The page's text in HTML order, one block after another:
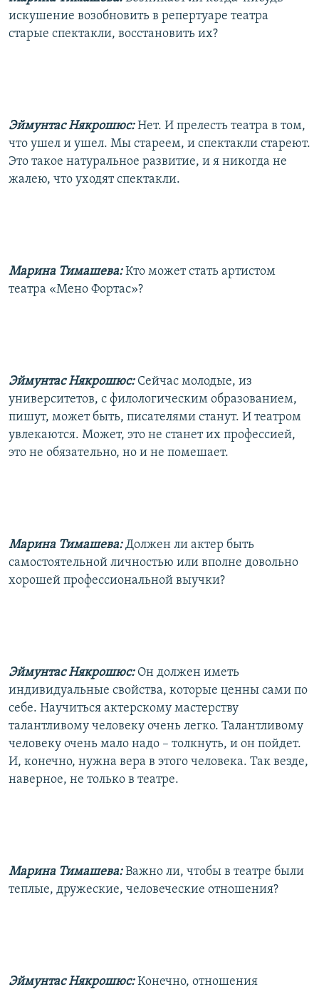
искушение возобновить в репертуаре театра
старые спектакли, восстановить их?
Эймунтас Някрошюс:Нет. И прелесть театра в том,
что ушел и ушел. Мы стареем, и спектакли стареют.
Это такое натуральное развитие, и я никогда не
жалею, что уходят спектакли.
Марина Тимашева:Кто может стать артистом
театра «Мено Фортас»?
Эймунтас Някрошюс: Сейчас молодые, из
университетов, с филологическим образованием,
пишут, может быть, писателями станут. И театром
увлекаются. Может, это не станет их профессией,
это не обязательно, но и не помешает.
Марина Тимашева:Должен ли актер быть
самостоятельной личностью или вполне довольно
хорошей профессиональной выучки?
Эймунтас Някрошюс: Он должен иметь
индивидуальные свойства, которые ценны сами по
себе. Научиться актерскому мастерству
талантливому человеку очень легко. Талантливому
человеку очень мало надо – толкнуть, и он пойдет.
И, конечно, нужна вера в этого человека. Так везде,
наверное, не только в театре.
Марина Тимашева:Важно ли, чтобы в театре были
теплые, дружеские, человеческие отношения?
Эймунтас Някрошюс:Конечно, отношения